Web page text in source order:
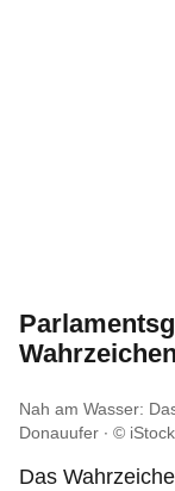
Wahrzeichen
Nah am Wasser:
Donauufer
©
Das